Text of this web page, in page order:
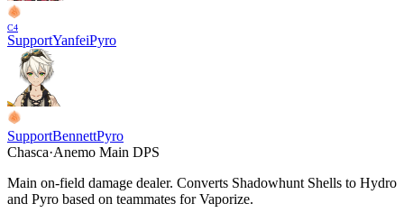
C4
SupportYanfeiPyro
SupportBennettPyro
Chasca·Anemo Main DPS
Main on-field damage dealer. Converts Shadowhunt Shells to Hydro
and Pyro based on teammates forVaporize.